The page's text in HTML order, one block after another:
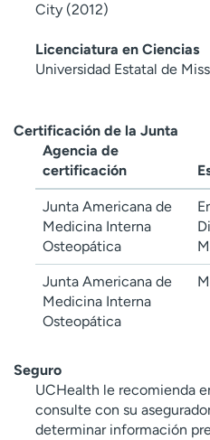
City (2012)
Licenciatura en Ciencias
Universidad Estatal de
Certificación de la Junta
Agencia de
certificación
Junta Americana de
Medicina Interna
Osteopática
Junta Americana de
Medicina Interna
Osteopática
Seguro
UCHealth le recomienda
consulte con su
determinar información